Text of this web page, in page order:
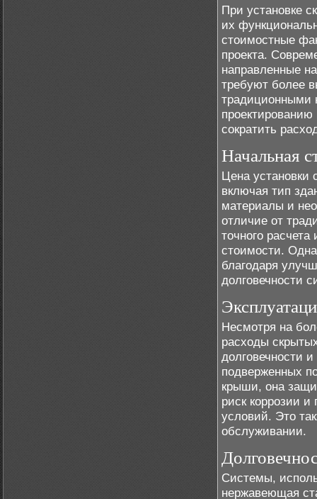
При установке
их
стоимостные
проекта.
направленные
требуют более
традиционными
сократить
Начальная
Цена установки
включая тип
материалы и
отличие от
точного
стоимости.
благодаря
долговечности
Несмотря на
расходы
долговечности
подверженных
крыши, она
риск коррозии
условий. Это
обслуживании.
Системы,
нержавеющая